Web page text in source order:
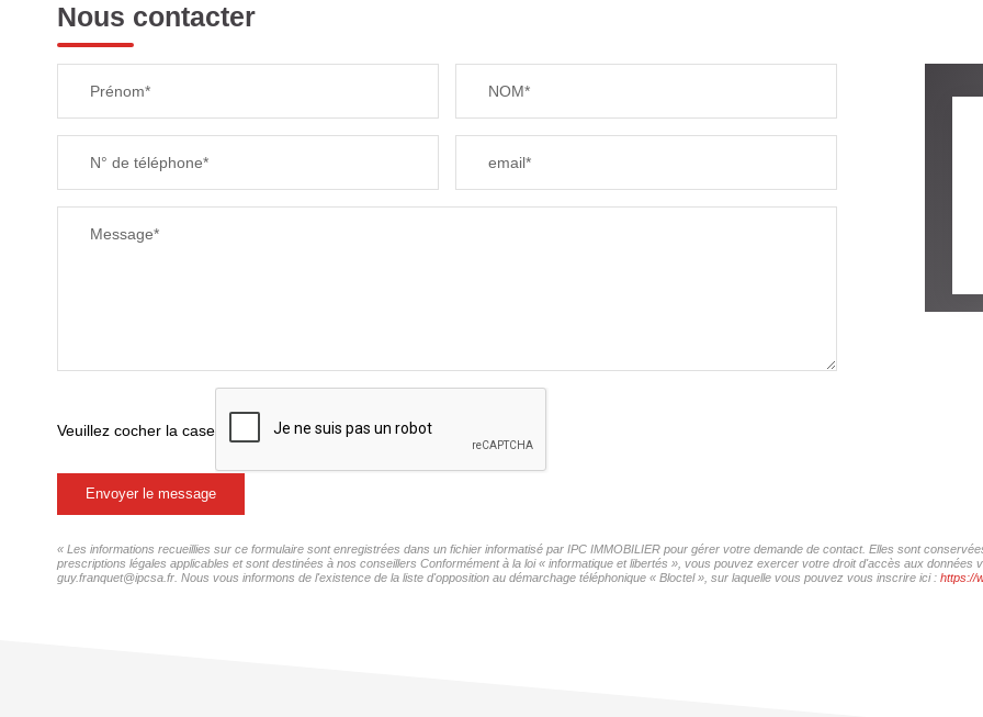
TAXE FONCIÈRE
RESTAURANTS ET CAFÉS COMMERCES
Nous contacter
Prénom* NOM*
N° de téléphone* email*
Message*
Veuillez cocher la case
Envoyer le message
« Les informations recueillies sur ce formulaire sont enregistrées dans un fichier informatisé par IPC IMMOBILIER pour gérer votre demande de contact. Elles sont
prescriptions légales applicables et sont destinées à nos conseillers Conformément à la loi « informatique et libertés », vous pouvez exercer votre droit d'accès aux
guy.franquet@ipcsa.fr. Nous vous informons de l'existence de la liste d'opposition au démarchage téléphonique « Bloctel », sur laquelle vous pouvez vous inscrire ici : https://